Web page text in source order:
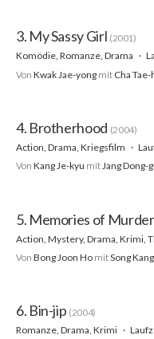
3. My Sassy Girl (2001)
Komödie, Romanze, Drama
Von Kwak Jae-yong mit Cha
4. Brotherhood (2004)
Action, Drama, Kriegsfilm
Von Kang Je-kyu mitJang Dong-
5. Memories of Murder
Action, Mystery, Drama, Krimi,
Von Bong Joon Ho mitSong
6. Bin-jip (2004)
Romanze, Drama, Krimi